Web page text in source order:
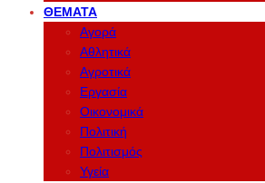
ΘΈΜΑΤΑ
Αγορά
Αθλητικά
Αγροτικά
Εργασία
Οικονομικά
Πολιτική
Πολιτισμός
Υγεία